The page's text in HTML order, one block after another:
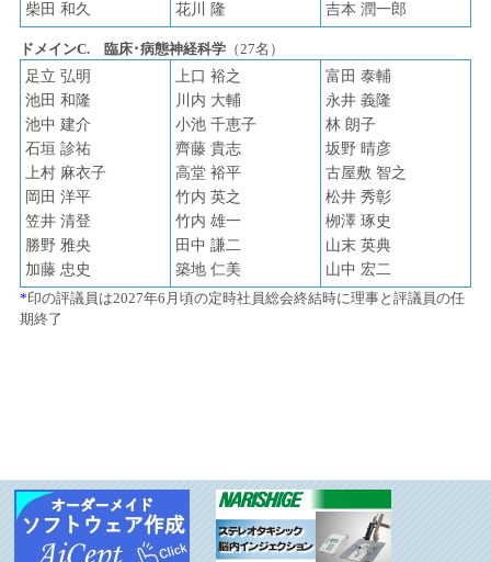
柴田 和久
花川 隆
吉本 潤一郎
ドメインC. 臨床･病態神経科学（27名）
足立 弘明
池田 和隆
池中 建介
石垣 診祐
上村 麻衣子
岡田 洋平
笠井 清登
勝野 雅央
加藤 忠史
上口 裕之
川内 大輔
小池 千恵子
齊藤 貴志
高堂 裕平
竹内 英之
竹内 雄一
田中 謙二
築地 仁美
富田 泰輔
永井 義隆
林 朗子
坂野 晴彦
古屋敷 智之
松井 秀彰
栁澤 琢史
山末 英典
山中 宏二
*印の評議員は2027年6月頃の定時社員総会終結時に理事と評議員の任
期終了